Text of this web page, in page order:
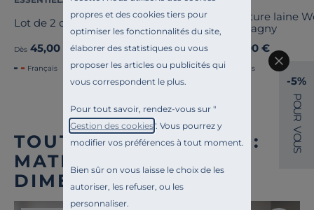
propres et des cookies tiers pour
optimiser les fonctionnalités du site,
élaborer des statistiques ou vous
proposer les articles ou publicités qui
vous correspondent le plus.
Pour tout savoir, rendez-vous sur "
Gestion des cookies". Vous pourrez y
modifier vos préférences à tout moment.
Bien sûr on vous laisse le choix de les
autoriser, les refuser, ou les
personnaliser.
Lot de 2 oreillers Pacôme
Dès 45,00 €
Français
Couverture laine
Champagny
89,00 €
Français
TOUTE NOTRE OFFRE :
MATELAS TOUTES
DIMENSIONS
-5%
P
O
U
R
V
O
U
S